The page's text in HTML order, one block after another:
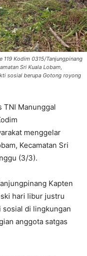
119 Kodim 0315/Tanjungpinang
Sri Kuala Lobam,
sosial berupa Gotong royong
TNI Manunggal
menggelar
Kecamatan Sri
(3/3).
Kapten
hari libur justru
sosial di lingkungan
anggota satgas